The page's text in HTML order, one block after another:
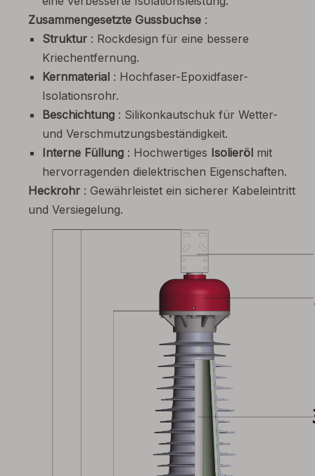
Zusammengesetzte Gussbuchse :
Struktur : Rockdesign für eine bessere
Kriechentfernung.
Kernmaterial : Hochfaser-Epoxidfaser-
Isolationsrohr.
Beschichtung : Silikonkautschuk für Wetter-
und Verschmutzungsbeständigkeit.
Interne Füllung : Hochwertiges Isolieröl mit
hervorragenden dielektrischen Eigenschaften.
Heckrohr : Gewährleistet ein sicherer Kabeleintritt
und Versiegelung.